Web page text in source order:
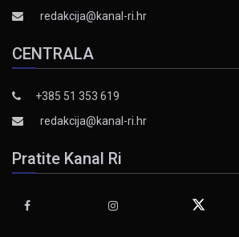
redakcija@kanal-ri.hr
CENTRALA
+385 51 353 619
redakcija@kanal-ri.hr
Pratite Kanal Ri